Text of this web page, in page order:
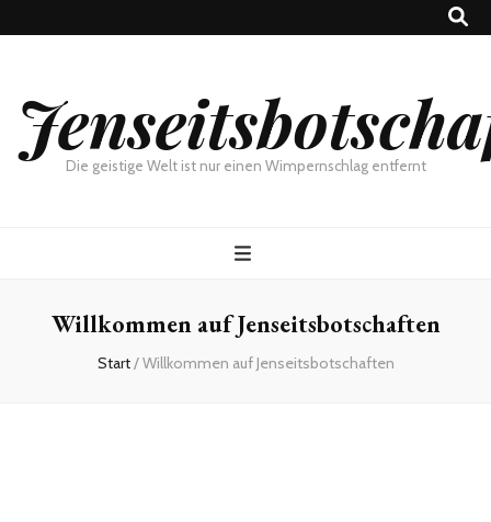
Die geistige Welt ist nur einen Wimpernschlag entfernt
Willkommen auf Jenseitsbotschaften
Start/Willkommen auf Jenseitsbotschaften